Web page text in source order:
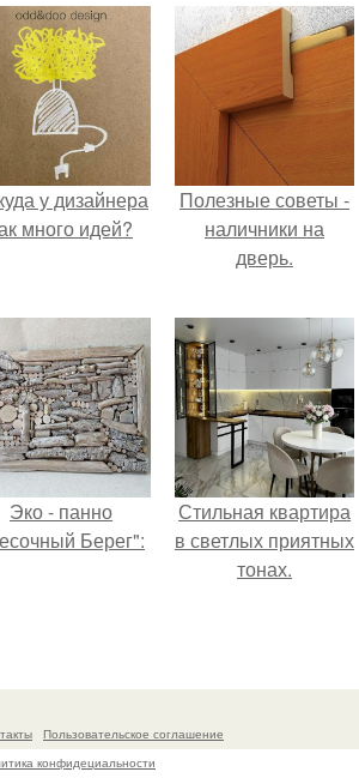
у дизайнера
много идей?
Полезные советы -
наличники на
дверь.
Эко - панно
Берег":
Стильная квартира
в светлых приятных
тонах.
Пользовательское соглашение
конфидециальности